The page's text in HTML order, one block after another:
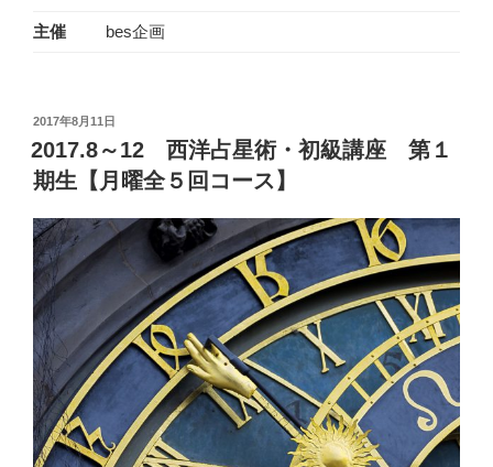
主催 bes企画
投
稿
日:
2017年8月11日
2017.8～12 西洋占星術・初級講座 第１
期生【月曜全５回コース】